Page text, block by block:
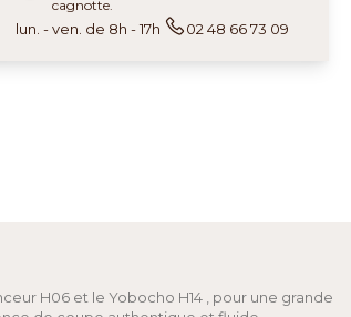
cagnotte.
lun. - ven. de 8h - 17h 02 48 66 73 09
H06 et le Yobocho H14 , pour une grande